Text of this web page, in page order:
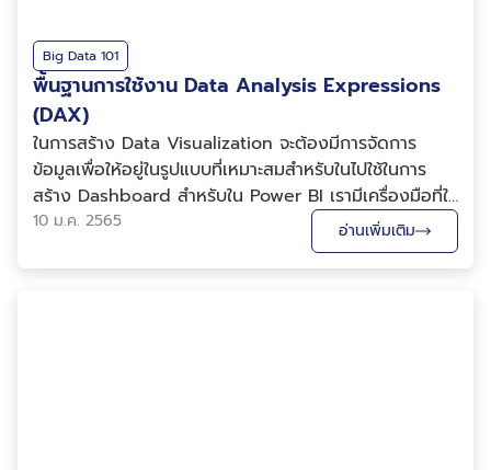
Big Data 101
พื้นฐานการใช้งาน Data Analysis Expressions
(DAX)
ในการสร้าง Data Visualization จะต้องมีการจัดการ
ข้อมูลเพื่อให้อยู่ในรูปแบบที่เหมาะสมสำหรับในไปใช้ในการ
สร้าง Dashboard สำหรับใน Power BI เรามีเครื่องมือที่ใช้
ในการจัดการข้อมูลที่เรียกว่า DAX สำหรับบทความนี้ เราจะ
สำรวจว่า DAX คืออะไร และจัดเตรียมข้อมูลในขั้นลึกขึ้นโดย
ใช้เครื่องมือตัวนี้กัน DAX คืออะไร ...
10 ม.ค. 2565 อ่านเพิ่มเติม